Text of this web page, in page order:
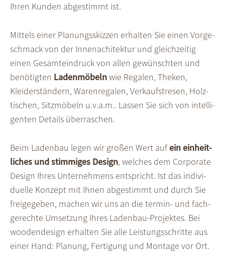
Ihren Kunden abge­stimmt ist.
Mittels einer Planungs­skizzen erhalten Sie einen Vor­ge­
schmack von der Innen­achitektur und gleich­zeitig
einen Gesamt­eindruck von allen gewünschten und
benöti­gten Laden­möbelnwie Regalen, Theken,
Kleider­ständern, Waren­regalen, Verkaufs­tresen, Holz­
tischen, Sitz­möbeln u.v.a.m.. Lassen Sie sich von intelli­
genten Details über­raschen.
Beim Laden­bau legen wir großen Wert aufein einheit­
liches und stimmiges Design, welches dem Corporate
Design Ihres Unter­nehmens entspricht. Ist das indivi­
duelle Konzept mit Ihnen abge­stimmt und durch Sie
frei­ge­geben, machen wir uns an die termin- und fach­
gerechte Umsetzung Ihres Ladenbau-Projektes. Bei
woodendesign erhalten Sie alle Leistungs­schritte aus
einer Hand: Planung, Fertigung und Montage vor Ort.